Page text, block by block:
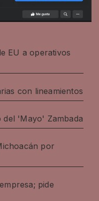
EU a operativos
con lineamientos
del 'Mayo' Zambada
por
pide